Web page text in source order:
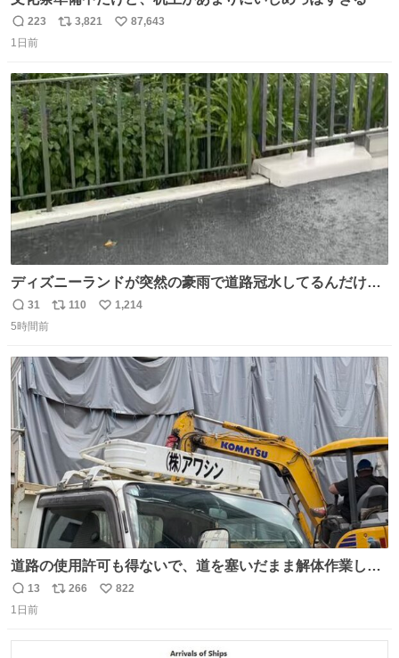
返
信
223
リ
ト
数
3,821
い
数
87,643
1日前
ディズニーランドが突然の豪雨で道路冠水してるんだけど
☔️ この雨で今年初のミッションクールダウン中止。幾ら何
でもやばすぎだろ...
返
信
31
リ
ト
数
110
い
数
1,214
5時間前
道路の使用許可も得ないで、道を塞いだまま解体作業して
る。 写真を撮ろうとしたら「勝手に写真撮るな馬鹿野郎」
と罵倒されるなど。
返
信
13
リ
266
い
822
1日前